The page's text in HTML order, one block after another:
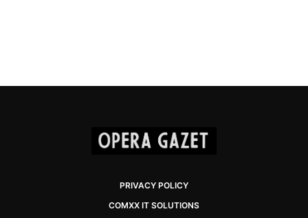
PRIVACY POLICY
COMXX IT SOLUTIONS